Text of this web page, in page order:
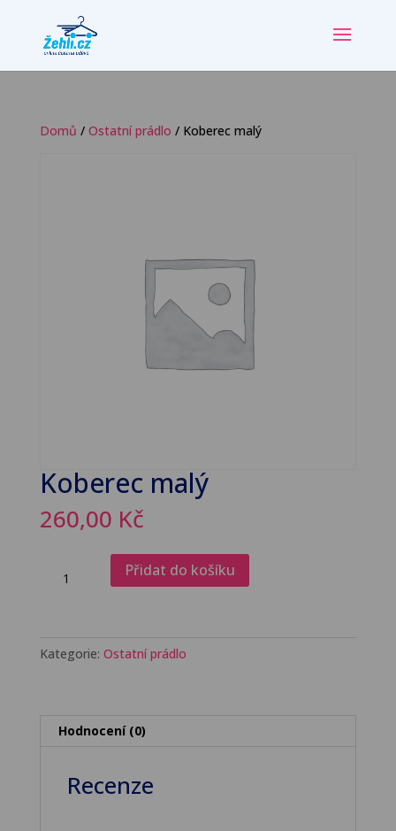
Domů / Ostatní prádlo / Koberec malý
Koberec malý
260,00 Kč
malý
Přidat do košíku
Kategorie: Ostatní prádlo
Hodnocení (0)
Recenze